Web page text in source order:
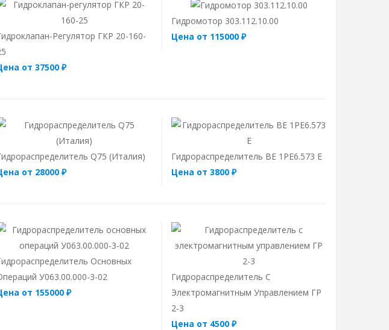
Регулятор ГКР 20-160-
от 37500 ₽
Гидромотор 303.112.10.00
Цена от 115000 ₽
Q75 (Италия)
от 28000 ₽
Гидрораспределитель ВЕ 1РЕ6.573 Е
Цена от 3800 ₽
Основных
У063.00.000-3-02
от 155000 ₽
Гидрораспределитель С
Электромагнитным Управлением ГР
2-3
Цена от 4500 ₽